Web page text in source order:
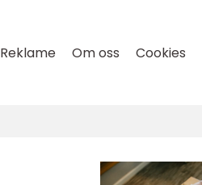
Reklame Om oss Cookies